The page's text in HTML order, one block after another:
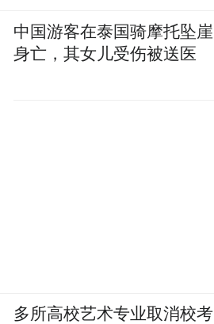
中国游客在泰国骑摩托坠崖
身亡，其女儿受伤被送医
多所高校艺术专业取消校考